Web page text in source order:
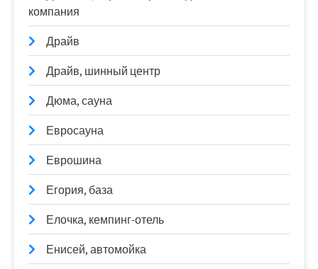
компания
Драйв
Драйв, шинный центр
Дюма, сауна
Евросауна
Еврошина
Егория, база
Елочка, кемпинг-отель
Енисей, автомойка